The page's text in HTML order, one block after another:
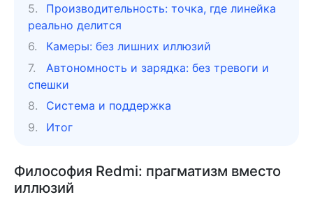
Производительность: точка, где линейка
реально делится
Камеры: без лишних иллюзий
Автономность и зарядка: без тревоги и
спешки
Система и поддержка
Итог
Философия Redmi: прагматизм вместо
иллюзий